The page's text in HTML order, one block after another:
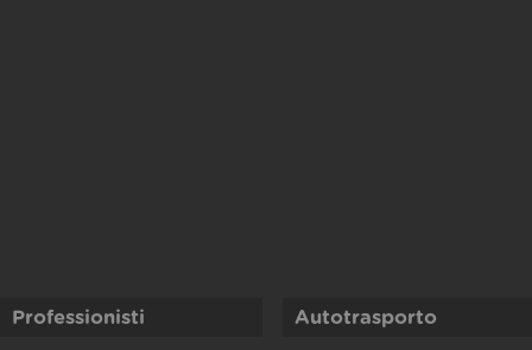
Professionisti Autotrasporto